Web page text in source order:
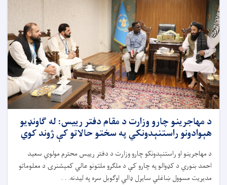
د مهاجرینو چارو وزارت د مقام دفتر رییس: له ګاونډیو
هېوادونو راستنېدونکي په سختو حالاتو کې ژوند کوي
د مهاجرینو او راستنېدونکو چارو وزارت د دفتر رییس محترم مولوي سعید
احمد بنوري د کډوالو په چارو کې د ملګرو ملتونو عالي کمېشنرۍ د معلوماتو
مدیریت مسوول ښاغلي سایرل ډالي اوګوبل سره په لیدنه. . .